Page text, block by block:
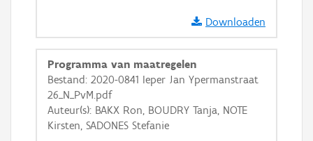
Downloaden
Programma van maatregelen
Bestand: 2020-0841 Ieper Jan Ypermanstraat
26_N_PvM.pdf
Auteur(s): BAKX Ron, BOUDRY Tanja, NOTE
Kirsten, SADONES Stefanie